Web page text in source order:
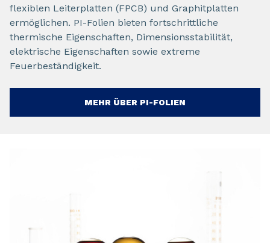
flexiblen Leiterplatten (FPCB) und Graphitplatten
ermöglichen. PI-Folien bieten fortschrittliche
thermische Eigenschaften, Dimensionsstabilität,
elektrische Eigenschaften sowie extreme
Feuerbeständigkeit.
MEHR ÜBER PI-FOLIEN